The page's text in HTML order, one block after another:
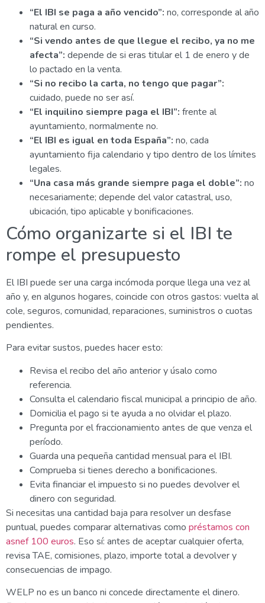
“El IBI se paga a año vencido”: no, corresponde al año
natural en curso.
“Si vendo antes de que llegue el recibo, ya no me
afecta”: depende de si eras titular el 1 de enero y de
lo pactado en la venta.
“Si no recibo la carta, no tengo que pagar”:
cuidado, puede no ser así.
“El inquilino siempre paga el IBI”: frente al
ayuntamiento, normalmente no.
“El IBI es igual en toda España”: no, cada
ayuntamiento fija calendario y tipo dentro de los límites
legales.
“Una casa más grande siempre paga el doble”: no
necesariamente; depende del valor catastral, uso,
ubicación, tipo aplicable y bonificaciones.
Cómo organizarte si el IBI te
rompe el presupuesto
El IBI puede ser una carga incómoda porque llega una vez al
año y, en algunos hogares, coincide con otros gastos: vuelta al
cole, seguros, comunidad, reparaciones, suministros o cuotas
pendientes.
Para evitar sustos, puedes hacer esto:
Revisa el recibo del año anterior y úsalo como
referencia.
Consulta el calendario fiscal municipal a principio de año.
Domicilia el pago si te ayuda a no olvidar el plazo.
Pregunta por el fraccionamiento antes de que venza el
período.
Guarda una pequeña cantidad mensual para el IBI.
Comprueba si tienes derecho a bonificaciones.
Evita financiar el impuesto si no puedes devolver el
dinero con seguridad.
Si necesitas una cantidad baja para resolver un desfase
puntual, puedes comparar alternativas como préstamos con
asnef 100 euros. Eso sí: antes de aceptar cualquier oferta,
revisa TAE, comisiones, plazo, importe total a devolver y
consecuencias de impago.
WELP no es un banco ni concede directamente el dinero.